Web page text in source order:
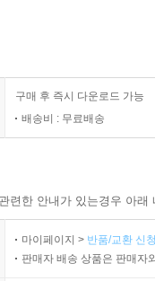
구매 후 즉시 다운로드 가능
배송비 : 무료배송
련한 안내가 있는경우 아
마이페이지 > 반품/교환 신
판매자 배송 상품은 판매자